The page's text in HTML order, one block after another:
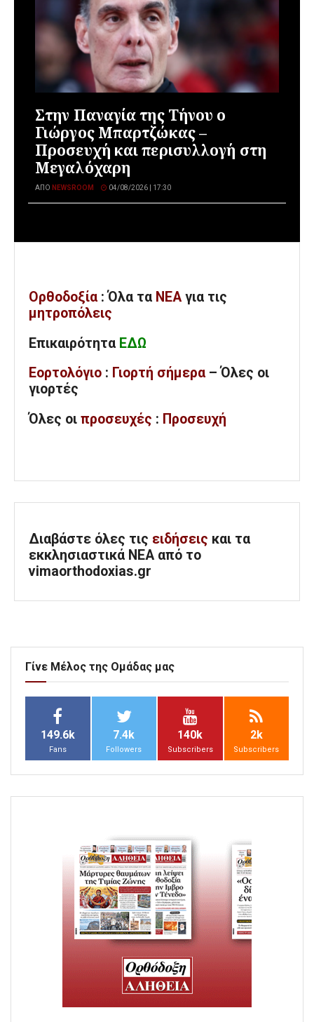
Στην Παναγία της Τήνου ο
Γιώργος Μπαρτζώκας –
Προσευχή και περισυλλογή στη
Μεγαλόχαρη
ΑΠΌ NEWSROOM 04/08/2026 | 17:30
Ορθοδοξία : Όλα τα ΝΕΑ για τις
μητροπόλεις
Επικαιρότητα ΕΔΩ
Εορτολόγιο : Γιορτή σήμερα – Όλες οι
γιορτές
Όλες οι προσευχές : Προσευχή
Διαβάστε όλες τις ειδήσεις και τα
εκκλησιαστικά ΝΕΑ από το
vimaorthodoxias.gr
Γίνε Μέλος της Ομάδας μας
149.6k
Fans
7.4k
Followers
140k
Subscribers
2k
Subscribers